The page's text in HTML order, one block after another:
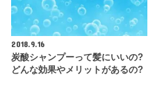
2018.9.16
炭酸シャンプーって髪にいいの?
どんな効果やメリットがあるの?